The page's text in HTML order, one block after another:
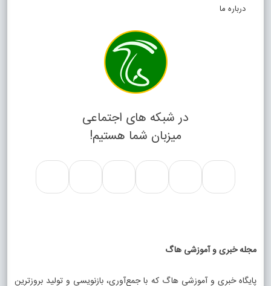
درباره ما
در شبکه های اجتماعی
میزبان شما هستیم!
مجله خبری و آموزشی هاگ
پایگاه خبری و آموزشی هاگ که با جمع‌آوری، بازنویسی و تولید بروزترین